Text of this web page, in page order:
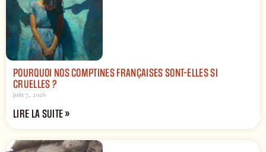
POURQUOI NOS COMPTINES FRANÇAISES SONT-ELLES SI
CRUELLES ?
juin 7, 2026
LIRE LA SUITE »